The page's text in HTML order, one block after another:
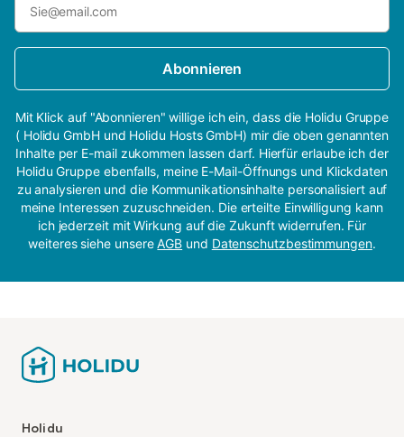
Abonnieren
Mit Klick auf "Abonnieren" willige ich ein, dass die Holidu Gruppe
( Holidu GmbH und Holidu Hosts GmbH) mir die oben genannten
Inhalte per E-mail zukommen lassen darf. Hierfür erlaube ich der
Holidu Gruppe ebenfalls, meine E-Mail-Öffnungs und Klickdaten
zu analysieren und die Kommunikationsinhalte personalisiert auf
meine Interessen zuzuschneiden. Die erteilte Einwilligung kann
ich jederzeit mit Wirkung auf die Zukunft widerrufen. Für
weiteres siehe unsereAGB und Datenschutzbestimmungen.
Holidu